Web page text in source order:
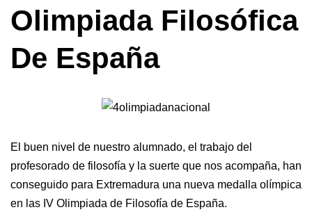
Olimpiada Filosófica
De España
El buen nivel de nuestro alumnado, el trabajo del
profesorado de filosofía y la suerte que nos acompaña, han
conseguido para Extremadura una nueva medalla olímpica
en las IV Olimpiada de Filosofía de España.